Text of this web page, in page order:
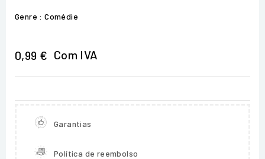
Genre : Comédie
0,99 € Com IVA
Garantias
Política de reembolso